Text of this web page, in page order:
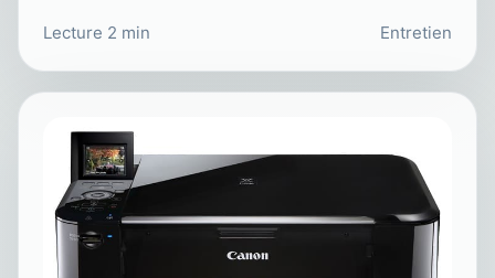
Lecture 2 min Entretien